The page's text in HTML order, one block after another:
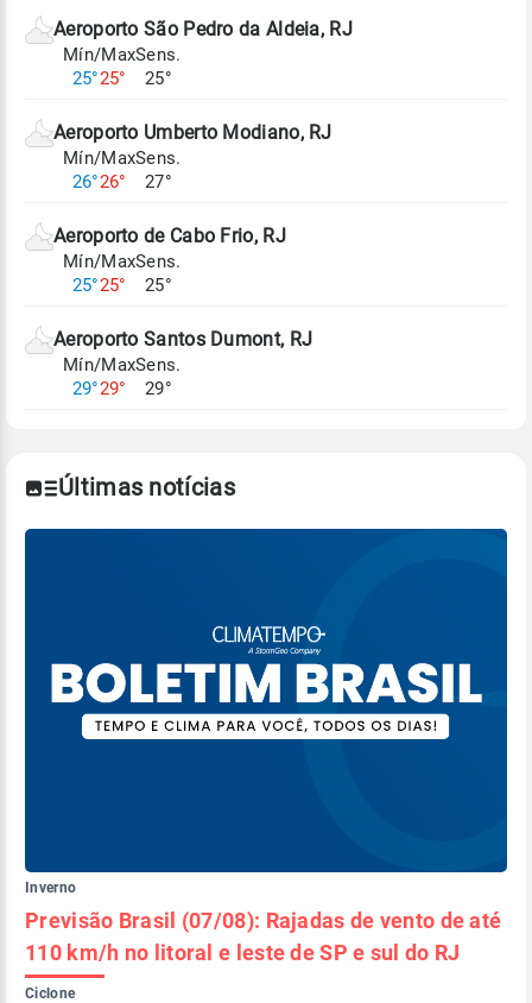
Aeroporto São Pedro da Aldeia, RJ
Mín/Max
25°25°
Sens.
25°
Aeroporto Umberto Modiano, RJ
Mín/Max
26°26°
Sens.
27°
Aeroporto de Cabo Frio, RJ
Mín/Max
25°25°
Sens.
25°
Aeroporto Santos Dumont, RJ
Mín/Max
29°29°
Sens.
29°
Últimas notícias
Inverno
Previsão Brasil (07/08): Rajadas de vento de até
110 km/h no litoral e leste de SP e sul do RJ
Ciclone